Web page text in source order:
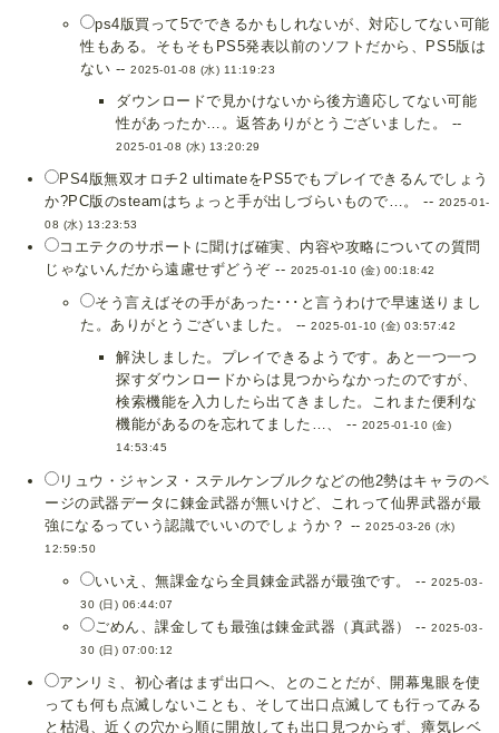
ps4版買って5でできるかもしれないが、対応してない可能
性もある。そもそもPS5発表以前のソフトだから、PS5版は
ない --2025-01-08 (水) 11:19:23
ダウンロードで見かけないから後方適応してない可能
性があったか…。返答ありがとうございました。 --
2025-01-08 (水) 13:20:29
PS4版無双オロチ2 ultimateをPS5でもプレイできるんでしょう
か?PC版のsteamはちょっと手が出しづらいもので…。 -- 2025-01-
08 (水) 13:23:53
コエテクのサポートに聞けば確実、内容や攻略についての質問
じゃないんだから遠慮せずどうぞ -- 2025-01-10 (金) 00:18:42
そう言えばその手があった･･･と言うわけで早速送りまし
た。ありがとうございました。 --2025-01-10 (金) 03:57:42
解決しました。プレイできるようです。あと一つ一つ
探すダウンロードからは見つからなかったのですが、
検索機能を入力したら出てきました。これまた便利な
機能があるのを忘れてました…、 -- 2025-01-10 (金)
14:53:45
リュウ・ジャンヌ・ステルケンブルクなどの他2勢はキャラのペ
ージの武器データに錬金武器が無いけど、これって仙界武器が最
強になるっていう認識でいいのでしょうか？ --2025-03-26 (水)
12:59:50
いいえ、無課金なら全員錬金武器が最強です。 -- 2025-03-
30 (日) 06:44:07
ごめん、課金しても最強は錬金武器（真武器） -- 2025-03-
30 (日) 07:00:12
アンリミ、初心者はまず出口へ、とのことだが、開幕鬼眼を使
っても何も点滅しないことも、そして出口点滅しても行ってみる
と枯渇、近くの穴から順に開放しても出口見つからず、瘴気レベ